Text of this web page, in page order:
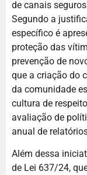
de canais
Segundo a
específico é
proteção das
prevenção de
que a criação do
da comunidade
cultura de
avaliação de
anual de
Além dessa
de Lei 637/24,